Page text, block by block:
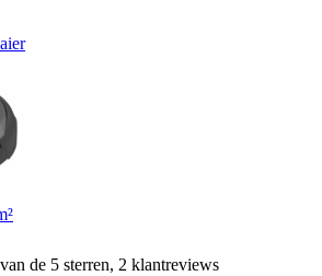
de 5 sterren, 2 klantreviews